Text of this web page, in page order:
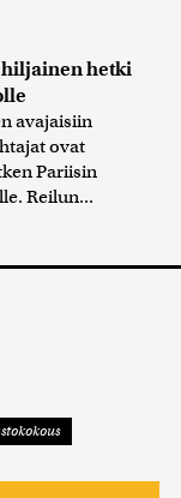
hiljainen hetki
avajaisiin
ovat
Pariisin
Reilun...